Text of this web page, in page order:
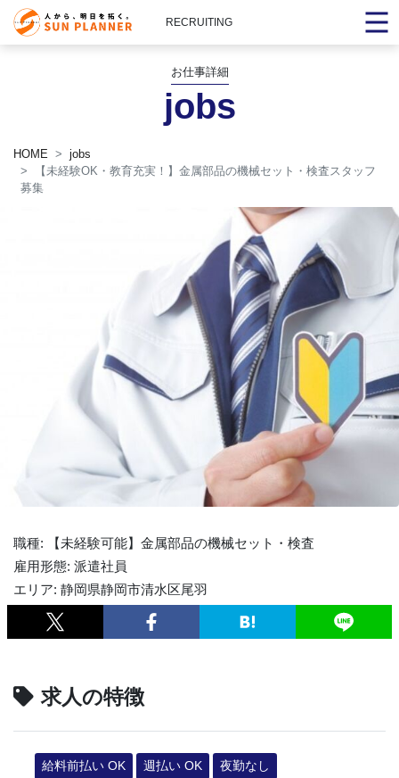
RECRUITING
お仕事詳細
jobs
HOME
jobs
【未経験OK・教育充実！】金属部品の機械セット・検査スタッフ
募集
職種: 【未経験可能】金属部品の機械セット・検査
雇用形態: 派遣社員
エリア: 静岡県静岡市清水区尾羽
求人の特徴
給料前払い OK 週払い OK 夜勤なし